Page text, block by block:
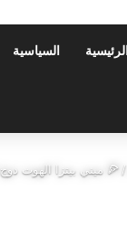
الرئيسية السياسية
/ 🍕 ميني بيتزا الهوت